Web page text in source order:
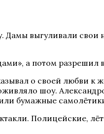
выгуливали свои
а потом
о своей любви к
шоу.
бумажные
Полицейские,